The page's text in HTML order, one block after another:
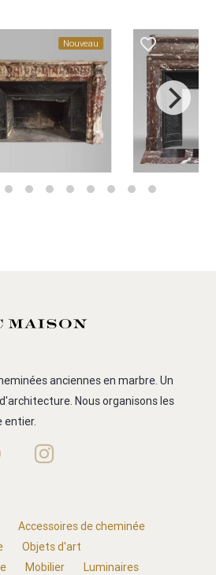
Nouveau favorite_border
anciennes en marbre. Un
Nous organisons les
entier.
Accessoires de cheminée
Objets d'art
Mobilier
Luminaires